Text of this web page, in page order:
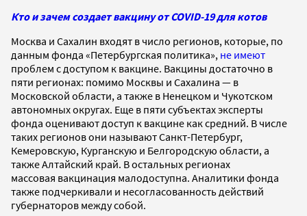
Кто и зачем создает вакцину от COVID-19 для котов
Москва и Сахалин входят в число регионов, которые, по
данным фонда «Петербургская политика», не имеют
проблем с доступом к вакцине. Вакцины достаточно в
пяти регионах: помимо Москвы и Сахалина — в
Московской области, а также в Ненецком и Чукотском
автономных округах. Еще в пяти субъектах эксперты
фонда оценивают доступ к вакцине как средний. В числе
таких регионов они называют Санкт-Петербург,
Кемеровскую, Курганскую и Белгородскую области, а
также Алтайский край. В остальных регионах
массовая вакцинация малодоступна. Аналитики фонда
также подчеркивали и несогласованность действий
губернаторов между собой.